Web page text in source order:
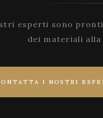
esperti sono
dei materiali
I NOSTRI